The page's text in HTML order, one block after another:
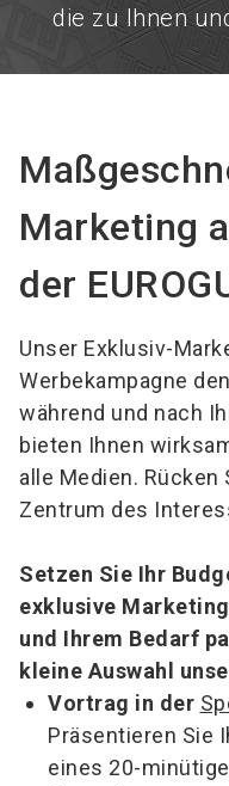
die zu Ihnen
Marketing
der
Unser Exklusiv-
Werbekampagne
während und nach
bieten Ihnen
alle Medien. Rücken
Zentrum des
Setzen Sie Ihr
exklusive
und Ihrem Bedarf
kleine Auswahl
Vortrag in der
Präsentieren Sie
eines 20-